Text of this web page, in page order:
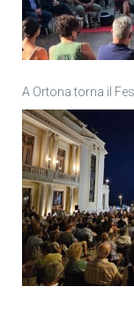
A Ortona torna il